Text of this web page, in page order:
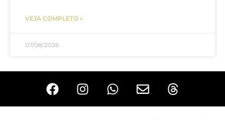
VEJA COMPLETO »
07/08/2026